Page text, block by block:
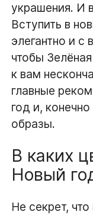
украшения. И
Вступить в
элегантно и с
чтобы
к вам
главные
год и,
образы.
В каких
Новый
Не секрет,